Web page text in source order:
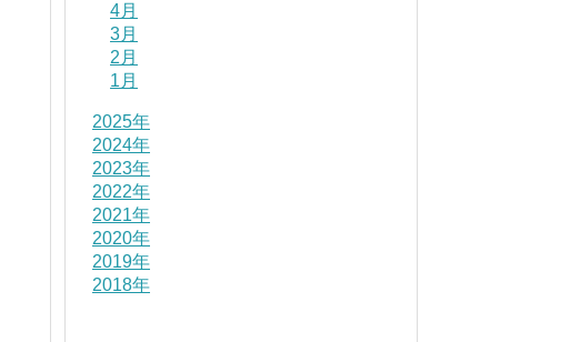
4月
3月
2月
1月
2025年
2024年
2023年
2022年
2021年
2020年
2019年
2018年